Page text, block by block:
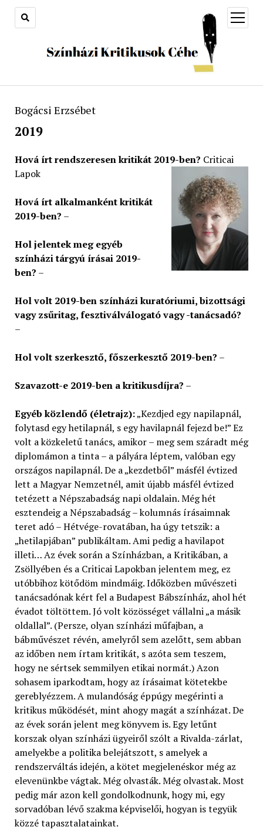
open
menu
Bogácsi Erzsébet
2019
Hová írt rendszeresen kritikát 2019-ben? Criticai
Lapok
Hová írt alkalmanként kritikát
2019-ben? –
Hol jelentek meg egyéb
színházi tárgyú írásai 2019-
ben? –
Hol volt 2019-ben színházi kuratóriumi, bizottsági
vagy zsűritag, fesztiválválogató vagy -tanácsadó?
–
Hol volt szerkesztő, főszerkesztő 2019-ben? –
Szavazott-e 2019-ben a kritikusdíjra? –
Egyéb közlendő (életrajz):„Kezdjed egy napilapnál,
folytasd egy hetilapnál, s egy havilapnál fejezd be!” Ez
volt a közkeletű tanács, amikor – meg sem száradt még
diplomámon a tinta – a pályára léptem, valóban egy
országos napilapnál. De a „kezdetből” másfél évtized
lett a Magyar Nemzetnél, amit újabb másfél évtized
tetézett a Népszabadság napi oldalain. Még hét
esztendeig a Népszabadság – kolumnás írásaimnak
teret adó – Hétvége-rovatában, ha úgy tetszik: a
„hetilapjában” publikáltam. Ami pedig a havilapot
illeti… Az évek során a Színházban, a Kritikában, a
Zsöllyében és a Criticai Lapokban jelentem meg, ez
utóbbihoz kötődöm mindmáig. Időközben művészeti
tanácsadónak kért fel a Budapest Bábszínház, ahol hét
évadot töltöttem. Jó volt közösséget vállalni „a másik
oldallal”. (Persze, olyan színházi műfajban, a
bábművészet révén, amelyről sem azelőtt, sem abban
az időben nem írtam kritikát, s azóta sem teszem,
hogy ne sértsek semmilyen etikai normát.) Azon
sohasem iparkodtam, hogy az írásaimat kötetekbe
gereblyézzem. A mulandóság éppúgy megérinti a
kritikus működését, mint ahogy magát a színházat. De
az évek során jelent meg könyvem is. Egy letűnt
korszak olyan színházi ügyeiről szólt a Rivalda-zárlat,
amelyekbe a politika belejátszott, s amelyek a
rendszerváltás idején, a kötet megjelenéskor még az
elevenünkbe vágtak. Még olvasták. Még olvastak. Most
pedig már azon kell gondolkodnunk, hogy mi, egy
sorvadóban lévő szakma képviselői, hogyan is tegyük
közzé tapasztalatainkat.